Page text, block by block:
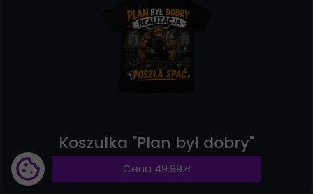
Koszulka "Plan był dobry"
Cena 49.99zł